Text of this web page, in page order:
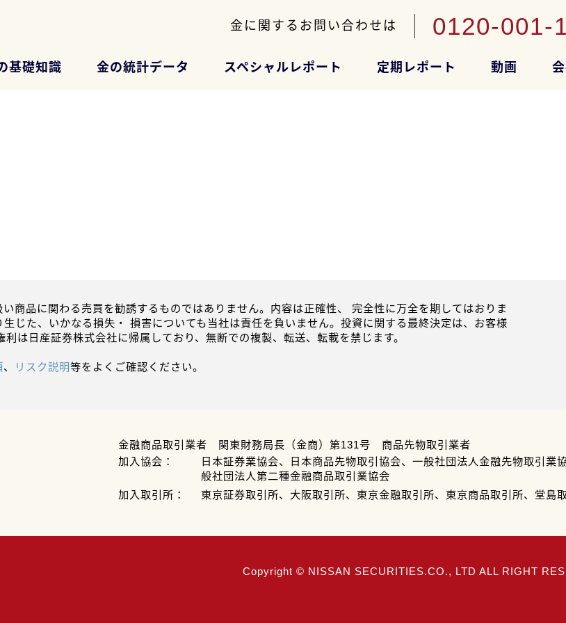
金に関するお問い合わせは 0120-001-
基礎知識 金の統計データ スペシャルレポート 定期レポート 動画
商品に関わる売買を勧誘するものではありません。内容は正確性、 完全性に万全を期してはおりま
じた、いかなる損失・ 損害についても当社は責任を負いません。投資に関する最終決定は、お客様
は日産証券株式会社に帰属しており、無断での複製、転送、転載を禁じます。
、 リスク説明等をよくご確認ください。
金融商品取引業者 関東財務局長（金商）第131号 商品先物取引業者
加入協会：
日本証券業協会、日本商品先物取引協会、一般社団法人金融先物取引業
般社団法人第二種金融商品取引業協会
加入取引所：
東京証券取引所、大阪取引所、東京金融取引所、東京商品取引所、堂島
Copyright © NISSAN SECURITIES.CO., LTD ALL RIGHT